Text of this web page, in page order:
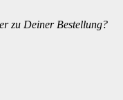
zu Deiner Bestellung?